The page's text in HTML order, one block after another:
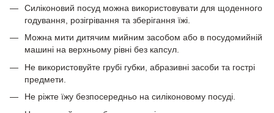
Силіконовий посуд можна використовувати для щоденного
годування, розігрівання та зберігання їжі.
Можна мити дитячим мийним засобом або в посудомийній
машині на верхньому рівні без капсул.
Не використовуйте грубі губки, абразивні засоби та гострі
предмети.
Не ріжте їжу безпосередньо на силіконовому посуді.